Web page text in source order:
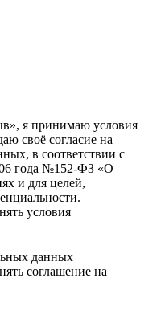
я принимаю условия
своё согласие на
в соответствии с
года №152-ФЗ «О
и для целей,
условия
данных
соглашение на